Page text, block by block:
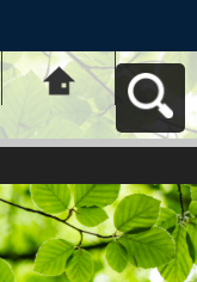
三田市 市民活動情報
サイト「きっぴーね
っと」へ戻る